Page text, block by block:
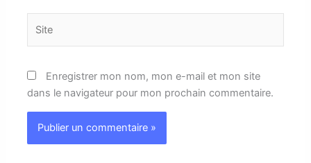
Enregistrer mon nom, mon e-mail et mon site
dans le navigateur pour mon prochain commentaire.